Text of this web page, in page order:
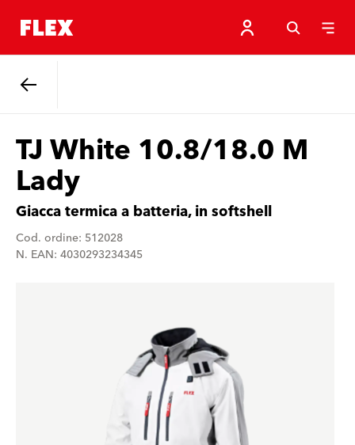
TJ White 10.8/18.0 M
Lady
Giacca termica a batteria, in softshell
Cod. ordine: 512028
N. EAN: 4030293234345